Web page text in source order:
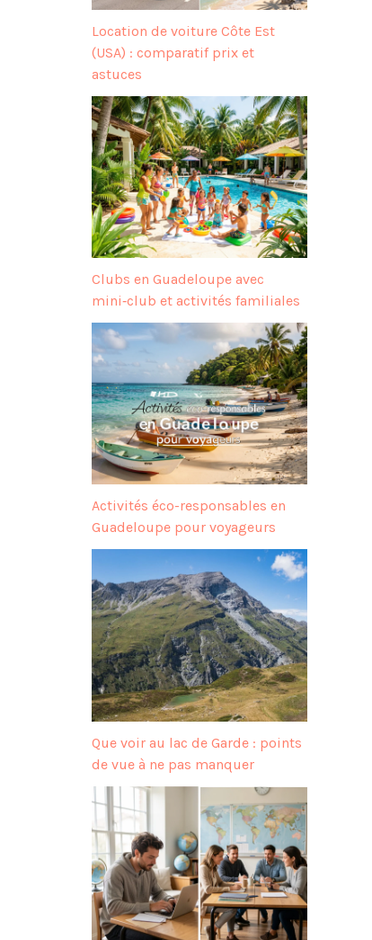
Location de voiture Côte Est
(USA) : comparatif prix et
astuces
Clubs en Guadeloupe avec
mini‑club et activités familiales
Activités éco-responsables en
Guadeloupe pour voyageurs
Que voir au lac de Garde : points
de vue à ne pas manquer